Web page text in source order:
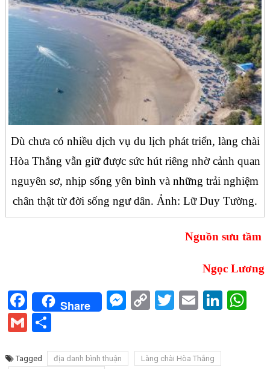
Dù chưa có nhiều dịch vụ du lịch phát triển, làng chài
Hòa Thắng vẫn giữ được sức hút riêng nhờ cảnh quan
nguyên sơ, nhịp sống yên bình và những trải nghiệm
chân thật từ đời sống ngư dân. Ảnh: Lữ Duy Tường.
Nguồn sưu tầm
Ngọc Lương
Facebook
Share Messenger
CopyTwitter
Email
GmailShare
Tagged địa danh bình thuận Làng chài Hòa Thắng